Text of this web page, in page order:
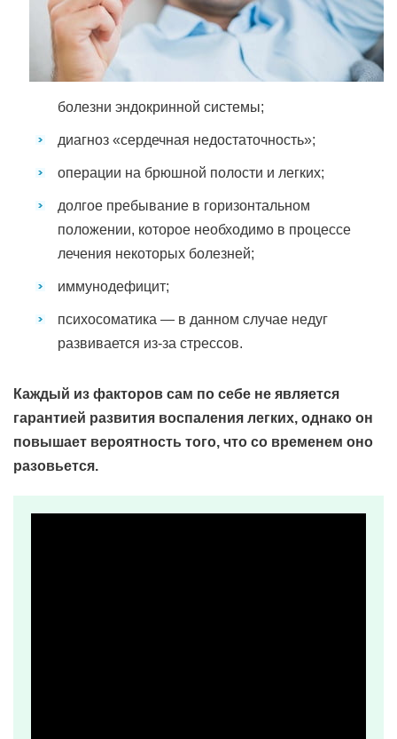
болезни эндокринной системы;
диагноз «сердечная недостаточность»;
операции на брюшной полости и легких;
долгое пребывание в горизонтальном
положении, которое необходимо в процессе
лечения некоторых болезней;
иммунодефицит;
психосоматика — в данном случае недуг
развивается из-за стрессов.
Каждый из факторов сам по себе не является
гарантией развития воспаления легких, однако он
повышает вероятность того, что со временем оно
разовьется.